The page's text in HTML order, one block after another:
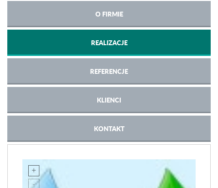
O FIRMIE
REALIZACJE
REFERENCJE
KLIENCI
KONTAKT